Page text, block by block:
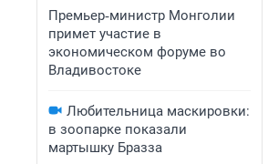
Премьер‑министр Монголии
примет участие в
экономическом форуме во
Владивостоке
Любительница маскировки:
в зоопарке показали
мартышку Бразза